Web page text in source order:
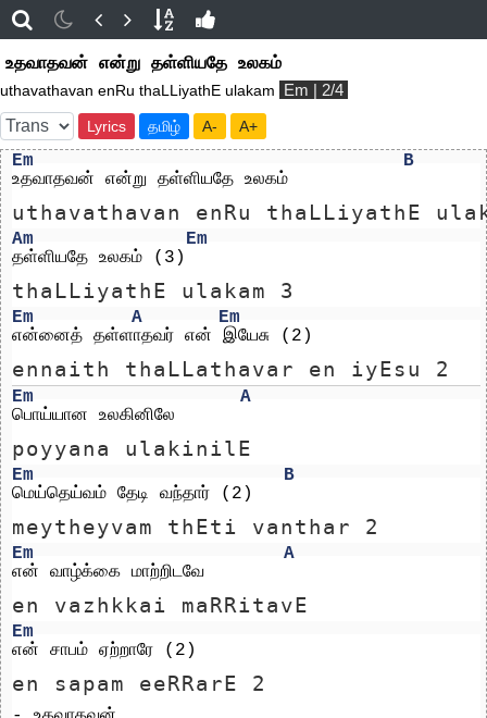
உதவாதவன் என்று தள்ளியதே உலகம்
uthavathavan enRu thaLLiyathE ulakam Em | 2/4
Lyrics தமிழ் A- A+
Em
B
உதவாதவன் என்று தள்ளியதே உலகம்
uthavathavan enRu thaLLiyathE
Am
Em
தள்ளியதே உலகம் (3)
thaLLiyathE ulakam 3
Em A
Em
என்னைத் தள்ளாதவர் என் இயேசு (2)
ennaith thaLLathavar en iyEsu 2
Em
A
பொய்யான உலகினிலே
poyyana ulakinilE
Em
B
மெய்தெய்வம் தேடி வந்தார் (2)
meytheyvam thEti vanthar 2
Em
A
என் வாழ்க்கை மாற்றிடவே
en vazhkkai maRRitavE
Em
என் சாபம் ஏற்றாரே (2)
en sapam eeRRarE 2